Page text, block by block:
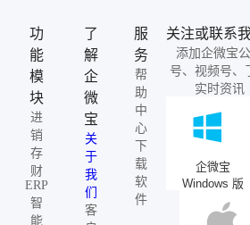
功
能
模
块
进
销
存
财
ERP
智
能
了
解
企
微
宝
关
于
我
们
客
服
务
帮
助
中
心
下
载
软
件
关注或联系
添加企微宝
号、视频号、
实时资讯
企微宝
Windows 版